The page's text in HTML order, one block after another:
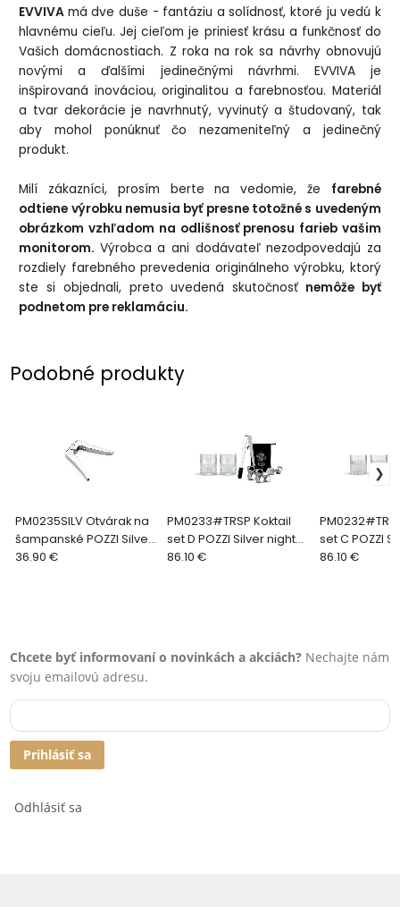
EVVIVA má dve duše - fantáziu a solídnosť, ktoré ju vedú k
hlavnému cieľu. Jej cieľom je priniesť krásu a funkčnosť do
Vašich domácnostiach. Z roka na rok sa návrhy obnovujú
novými a ďalšími jedinečnými návrhmi. EVVIVA je
inšpirovaná inováciou, originalitou a farebnosťou. Materiál
a tvar dekorácie je navrhnutý, vyvinutý a študovaný, tak
aby mohol ponúknuť čo nezameniteľný a jedinečný
produkt.
Milí zákazníci, prosím berte na vedomie, že farebné
odtiene výrobku nemusia byť presne totožné s uvedeným
obrázkom vzhľadom na odlišnosť prenosu farieb vašim
monitorom. Výrobca a ani dodávateľ nezodpovedajú za
rozdiely farebného prevedenia originálneho výrobku, ktorý
ste si objednali, preto uvedená skutočnosť nemôže byť
podnetom pre reklamáciu.
Podobné produkty
PM0235SILV Otvárak na
šampanské POZZI Silver
nights
36.90 €
PM0233#TRSP Koktail
set D POZZI Silver nights
(set 12 ks)
86.10 €
set C POZZI
(set 12 ks)
86.10 €
Chcete byť informovaní o novinkách a akciách? Nechajte nám
svoju emailovú adresu.
Prihlásiť sa
Odhlásiť sa